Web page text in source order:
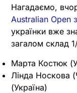
Нагадаємо,
Australian Open
українки вже
загалом склад
Марта Костюк
Лінда Носкова
(Україна)